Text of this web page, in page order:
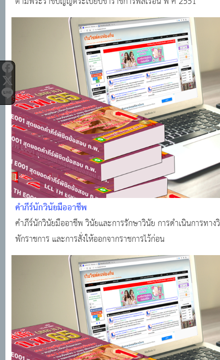
คำภีร์นักวินัยมืออาชีพ
คำภีร์นักวินัยมืออาชีพ วินัยและการรักษาวินัย การดำเนินการท
พักราชการ และการสั่งให้ออกจากราชการไว้ก่อน